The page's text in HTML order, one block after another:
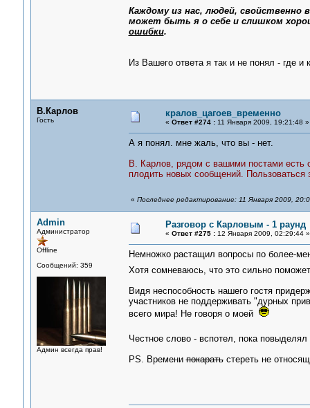
Каждому из нас, людей,
может быть я о себе и слишком
ошибки.
Из Вашего ответа я так и не понял - где и
В.Карлов
Гость
кралов_цагоев_временно
« Ответ #274 :11 Января 2009, 19:21:48 »
А я понял. мне жаль, что вы - нет.
В. Карлов, рядом с вашими постами есть
плодить новых сообщений. Пользоваться
« Последнее редактирование: 11 Января 2009,
Admin
Администратор
Offline
Сообщений: 359
Админ всегда прав!
Разговор с Карловым - 1 раунд
« Ответ #275 :12 Января 2009, 02:29:44 »
Немножко растащил вопросы по более-
Хотя сомневаюсь, что это сильно
Видя неспособность нашего гостя
участников не поддерживать "дурных
всего мира! Не говоря о моей
Честное слово - вспотел, пока
PS. Временипокаратьстереть не